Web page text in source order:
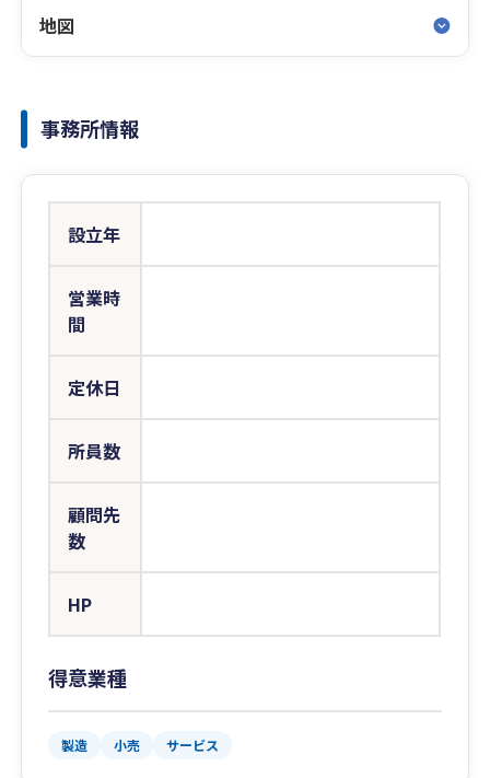
地図
事務所情報
設立年
営業時
間
定休日
所員数
顧問先
数
HP
得意業種
製造 小売 サービス